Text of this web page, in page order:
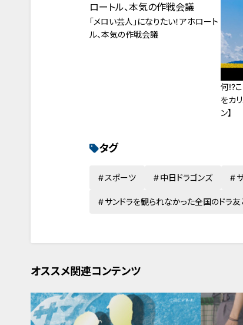
「メロい芸人」になりたい！アホロート
ル、本気の作戦会議
何!?
をカ
ン】
タグ
スポーツ 中日ドラゴンズ
サンドラを観られなかった全国のドラ
オススメ関連コンテンツ